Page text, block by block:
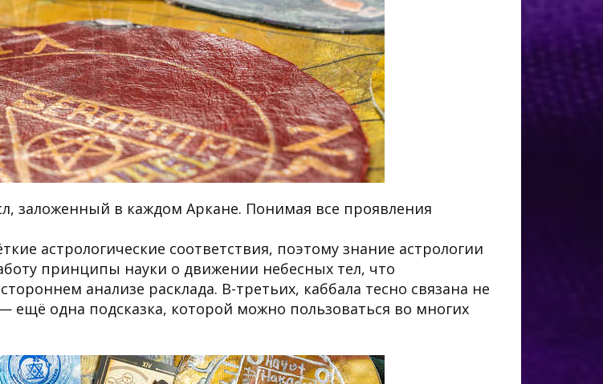
заложенный в каждом Аркане. Понимая все проявления
астрологические соответствия, поэтому знание астрологии
принципы науки о движении небесных тел, что
анализе расклада. В-третьих, каббала тесно связана не
ещё одна подсказка, которой можно пользоваться во многих